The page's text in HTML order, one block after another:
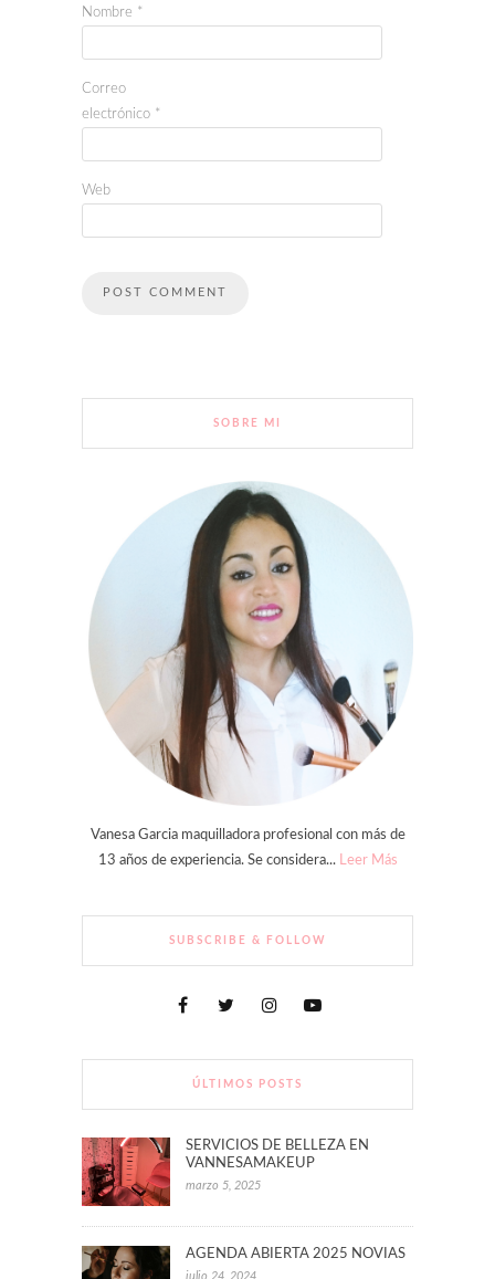
Nombre *
Correo
electrónico *
Web
SOBRE MI
Vanesa Garcia maquilladora profesional con más de
13 años de experiencia. Se considera... Leer Más
SUBSCRIBE & FOLLOW
ÚLTIMOS POSTS
SERVICIOS DE BELLEZA EN
VANNESAMAKEUP
marzo 5, 2025
AGENDA ABIERTA 2025 NOVIAS
julio 24, 2024